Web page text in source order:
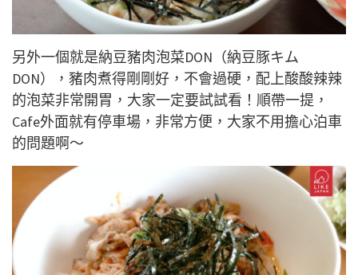
另外一個就是納豆豬肉泡菜DON（納豆豚キム
DON），豬肉煮得剛剛好，不會過硬，配上酸酸辣辣
的泡菜非常開胃，大家一定要試試看！順帶一提，
Cafe外面就有停車場，非常方便，大家不用擔心泊車
的問題啊～